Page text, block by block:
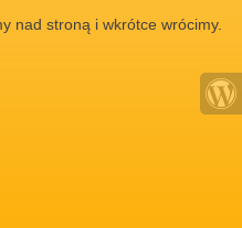
nad stroną i wkrótce wrócimy.